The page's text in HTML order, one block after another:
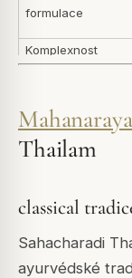
formulace
Komplexnost
Tradiční použití
Thailam
classical
Sahacharadi
ayurvédské